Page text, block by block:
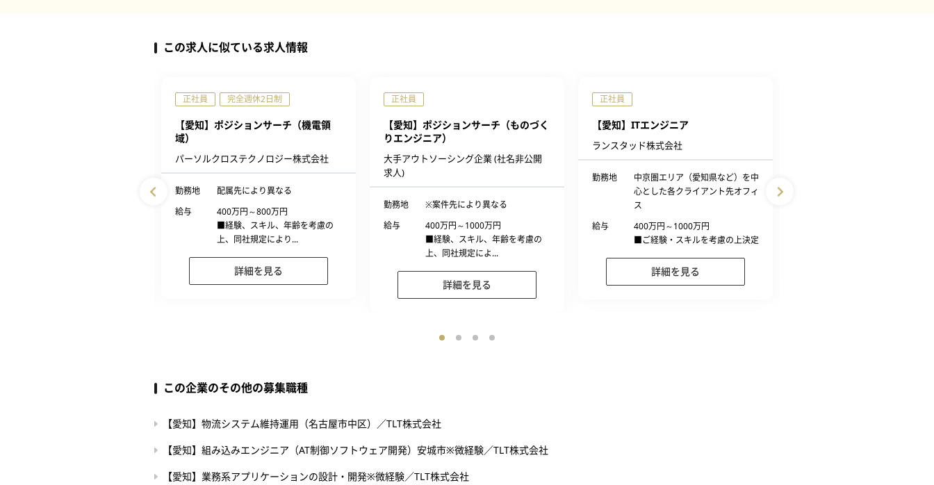
この求人に似ている求人情報
正社員 完全週休2日制
【愛知】ポジションサーチ（機電領
域）
パーソルクロステクノロジー株式会社
勤務地
配属先により異なる
給与
400万円～800万円
■経験、スキル、年齢を考慮の
上、同社規定により...
詳細を見る
正社員
【愛知】ポジションサーチ（ものづく
りエンジニア）
大手アウトソーシング企業 (社名非公開
求人)
勤務地
※案件先により異なる
給与
400万円～1000万円
■経験、スキル、年齢を考慮の
上、同社規定によ...
詳細を見る
正社員
【愛知】ITエンジニア
ランスタッド株式会社
勤務地
中京圏エリア（愛知県など）を中
心とした各クライアント先オフィ
ス
給与
400万円～1000万円
■ご経験・スキルを考慮の上決定
詳細を見る
この企業のその他の募集職種
【愛知】物流システム維持運用（名古屋市中区）／TLT株式会社
【愛知】組み込みエンジニア（AT制御ソフトウェア開発）安城市※微経験／TLT株式会社
【愛知】業務系アプリケーションの設計・開発※微経験／TLT株式会社